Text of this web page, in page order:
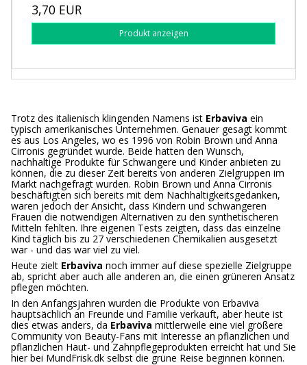
3,70 EUR
Produkt anzeigen
Trotz des italienisch klingenden Namens ist Erbaviva ein
typisch amerikanisches Unternehmen. Genauer gesagt kommt
es aus Los Angeles, wo es 1996 von Robin Brown und Anna
Cirronis gegründet wurde. Beide hatten den Wunsch,
nachhaltige Produkte für Schwangere und Kinder anbieten zu
können, die zu dieser Zeit bereits von anderen Zielgruppen im
Markt nachgefragt wurden. Robin Brown und Anna Cirronis
beschäftigten sich bereits mit dem Nachhaltigkeitsgedanken,
waren jedoch der Ansicht, dass Kindern und schwangeren
Frauen die notwendigen Alternativen zu den synthetischeren
Mitteln fehlten. Ihre eigenen Tests zeigten, dass das einzelne
Kind täglich bis zu 27 verschiedenen Chemikalien ausgesetzt
war - und das war viel zu viel.
Heute zielt Erbaviva noch immer auf diese spezielle Zielgruppe
ab, spricht aber auch alle anderen an, die einen grüneren Ansatz
pflegen möchten.
In den Anfangsjahren wurden die Produkte von Erbaviva
hauptsächlich an Freunde und Familie verkauft, aber heute ist
dies etwas anders, da Erbaviva mittlerweile eine viel größere
Community von Beauty-Fans mit Interesse an pflanzlichen und
pflanzlichen Haut- und Zahnpflegeprodukten erreicht hat und Sie
hier bei MundFrisk.dk selbst die grüne Reise beginnen können.